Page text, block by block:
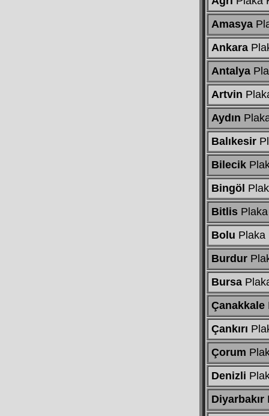
Amasya
Ankara
Antalya
Artvin
Aydın
Balıkesir
Bilecik
Bingöl
Bitlis
Bolu Plaka
Burdur
Bursa
Çanakkale
Çankırı
Çorum
Denizli
Diyarbakır